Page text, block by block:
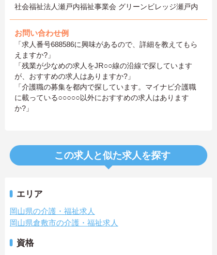
社会福祉法人瀬戸内福祉事業会 グリーンビレッジ瀬戸内
お問い合わせ例
「求人番号688586に興味があるので、詳細を教えてもら
えますか?」
「残業が少なめの求人をJR○○線の沿線で探しています
が、おすすめの求人はありますか?」
「介護職の募集を都内で探しています。マイナビ介護職
に載っている○○○○○以外におすすめの求人はあります
か?」
この求人と似た求人を探す
エリア
岡山県の介護・福祉求人
岡山県倉敷市の介護・福祉求人
資格